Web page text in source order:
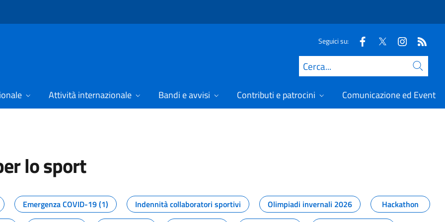
Seguici su:
Cerca
Attività internazionale Bandi e avvisi Contributi e patrocini Comunicazione ed Eventi
lo sport
dal Dipartimento per lo sport
Emergenza COVID-19 (1) Indennità collaboratori sportivi Olimpiadi invernali 2026
Hackathon